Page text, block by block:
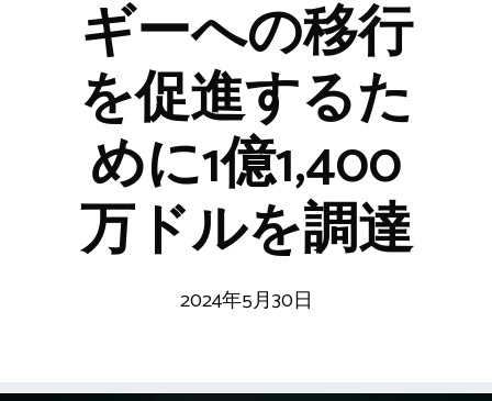
ギーへの移行
を促進するた
めに1億1,400
万ドルを調達
2024年5月30日